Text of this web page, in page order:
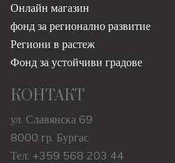
Онлайн магазин
фонд за регионално развитие
Региони в растеж
Фонд за устойчиви градове
КОНТАКТ
ул. Славянска 69
8000 гр. Бургас
Тел: +359 568 203 44